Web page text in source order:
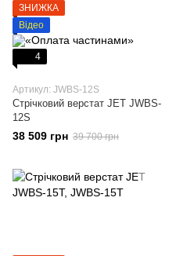
ЗНИЖКА
Відео
4
Артикул: JWBS-12S
Стрічковий верстат JET JWBS-
12S
38 509 грн 39 700 грн